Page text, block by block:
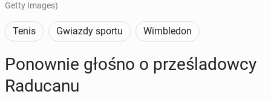
Getty Images)
Tenis Gwiazdy sportu Wimbledon
Po­now­nie głośno o prze­śla­dow­cy
Ra­du­ca­nu